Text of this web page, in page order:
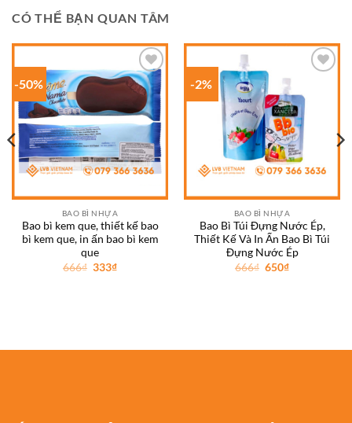
CÓ THỂ BẠN QUAN TÂM
-50%
Add to
wishlist
BAO BÌ NHỰA
Bao bì kem que, thiết kế bao
bì kem que, in ấn bao bì kem
que
666₫ Giá
333₫Giá
-2%
wishlist
BAO BÌ NHỰA
Bao Bì Túi Đựng Nước Ép,
Thiết Kế Và In Ấn Bao Bì Túi
Đựng Nước Ép
666₫ Giá
650₫Giá